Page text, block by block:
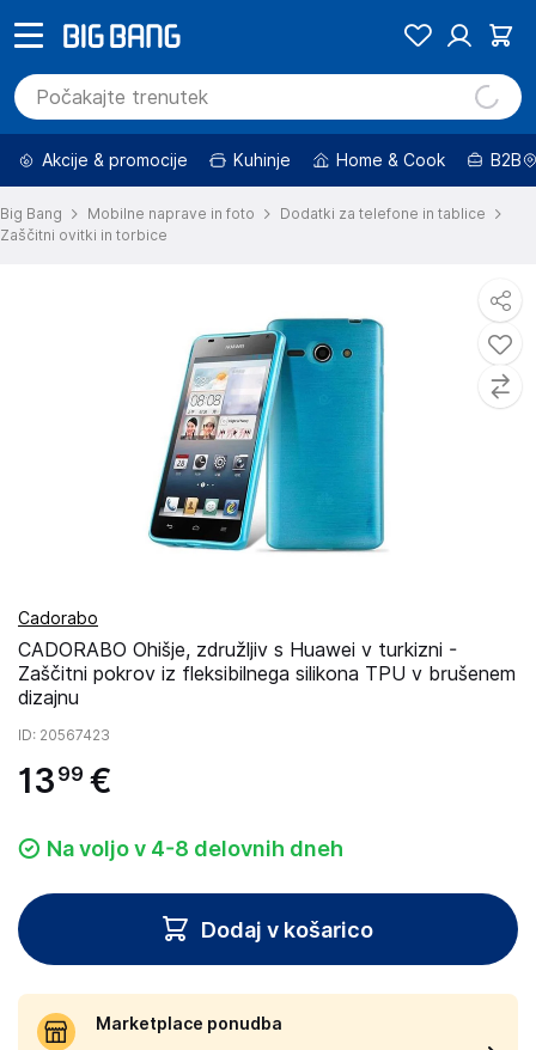
Akcije & promocije Kuhinje Home & Cook B2B
Big Bang Mobilne naprave in foto
Dodatki za telefone in tablice
Zaščitni ovitki in torbice
Cadorabo
CADORABO Ohišje, združljiv s Huawei v turkizni -
Zaščitni pokrov iz fleksibilnega silikona TPU v brušenem
dizajnu
ID: 20567423
13 99 €
Na voljo v 4-8 delovnih dneh
Dodaj v košarico
Marketplace ponudba